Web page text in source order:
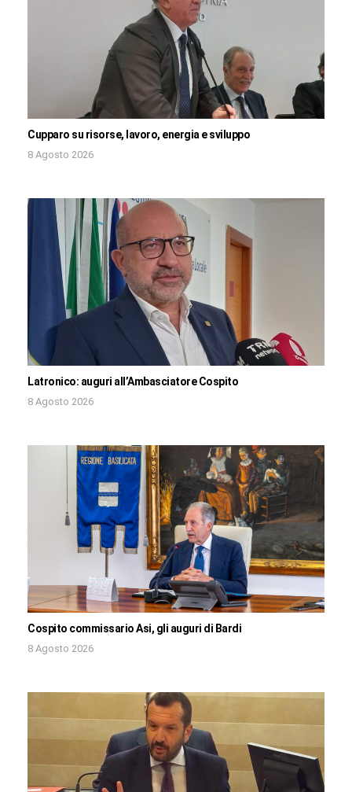
Cupparo su risorse, lavoro, energia e sviluppo
8 Agosto 2026
Latronico: auguri all’Ambasciatore Cospito
8 Agosto 2026
Cospito commissario Asi, gli auguri di Bardi
8 Agosto 2026